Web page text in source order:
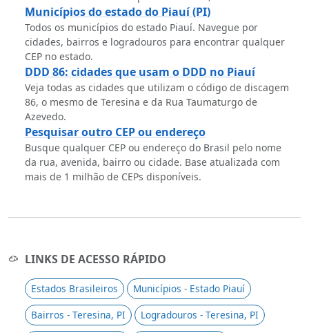
Municípios do estado do Piauí (PI)
Todos os municípios do estado Piauí. Navegue por
cidades, bairros e logradouros para encontrar qualquer
CEP no estado.
DDD 86: cidades que usam o DDD no Piauí
Veja todas as cidades que utilizam o código de discagem
86, o mesmo de Teresina e da Rua Taumaturgo de
Azevedo.
Pesquisar outro CEP ou endereço
Busque qualquer CEP ou endereço do Brasil pelo nome
da rua, avenida, bairro ou cidade. Base atualizada com
mais de 1 milhão de CEPs disponíveis.
LINKS DE ACESSO RÁPIDO
Estados Brasileiros
Municípios - Estado Piauí
Bairros - Teresina, PI
Logradouros - Teresina, PI